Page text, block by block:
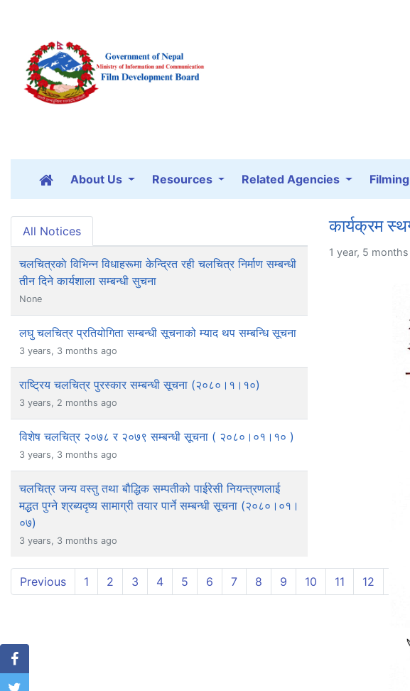
About Us Resources Related Agencies
All Notices
चलचित्रकाे विभिन्न विधाहरूमा केन्द्रित रही चलचित्र निर्माण सम्बन्धी
तीन दिने कार्यशाला सम्बन्धी सुचना
None
लघु चलचित्र प्रतियोगिता सम्बन्धी सूचनाको म्याद थप सम्बन्धि सूचना
3 years, 3 months ago
राष्ट्रिय चलचित्र पुरस्कार सम्बन्धी सूचना (२०८०।१।१०)
3 years, 2 months ago
विशेष चलचित्र २०७८ र २०७९ सम्बन्धी सूचना ( २०८०।०१।१० )
3 years, 3 months ago
चलचित्र जन्य वस्तु तथा बौद्धिक सम्पतीको पाईरेसी नियन्त्रणलाई
मद्धत पुग्ने श्रब्यदृष्य सामाग्री तयार पार्ने सम्बन्धी सूचना (२०८०।०१।
०७)
3 years, 3 months ago
Previous 1 2 3 4 5 6 7 8 9 10 11 12
कार्यक्रम
1 year, 5 months